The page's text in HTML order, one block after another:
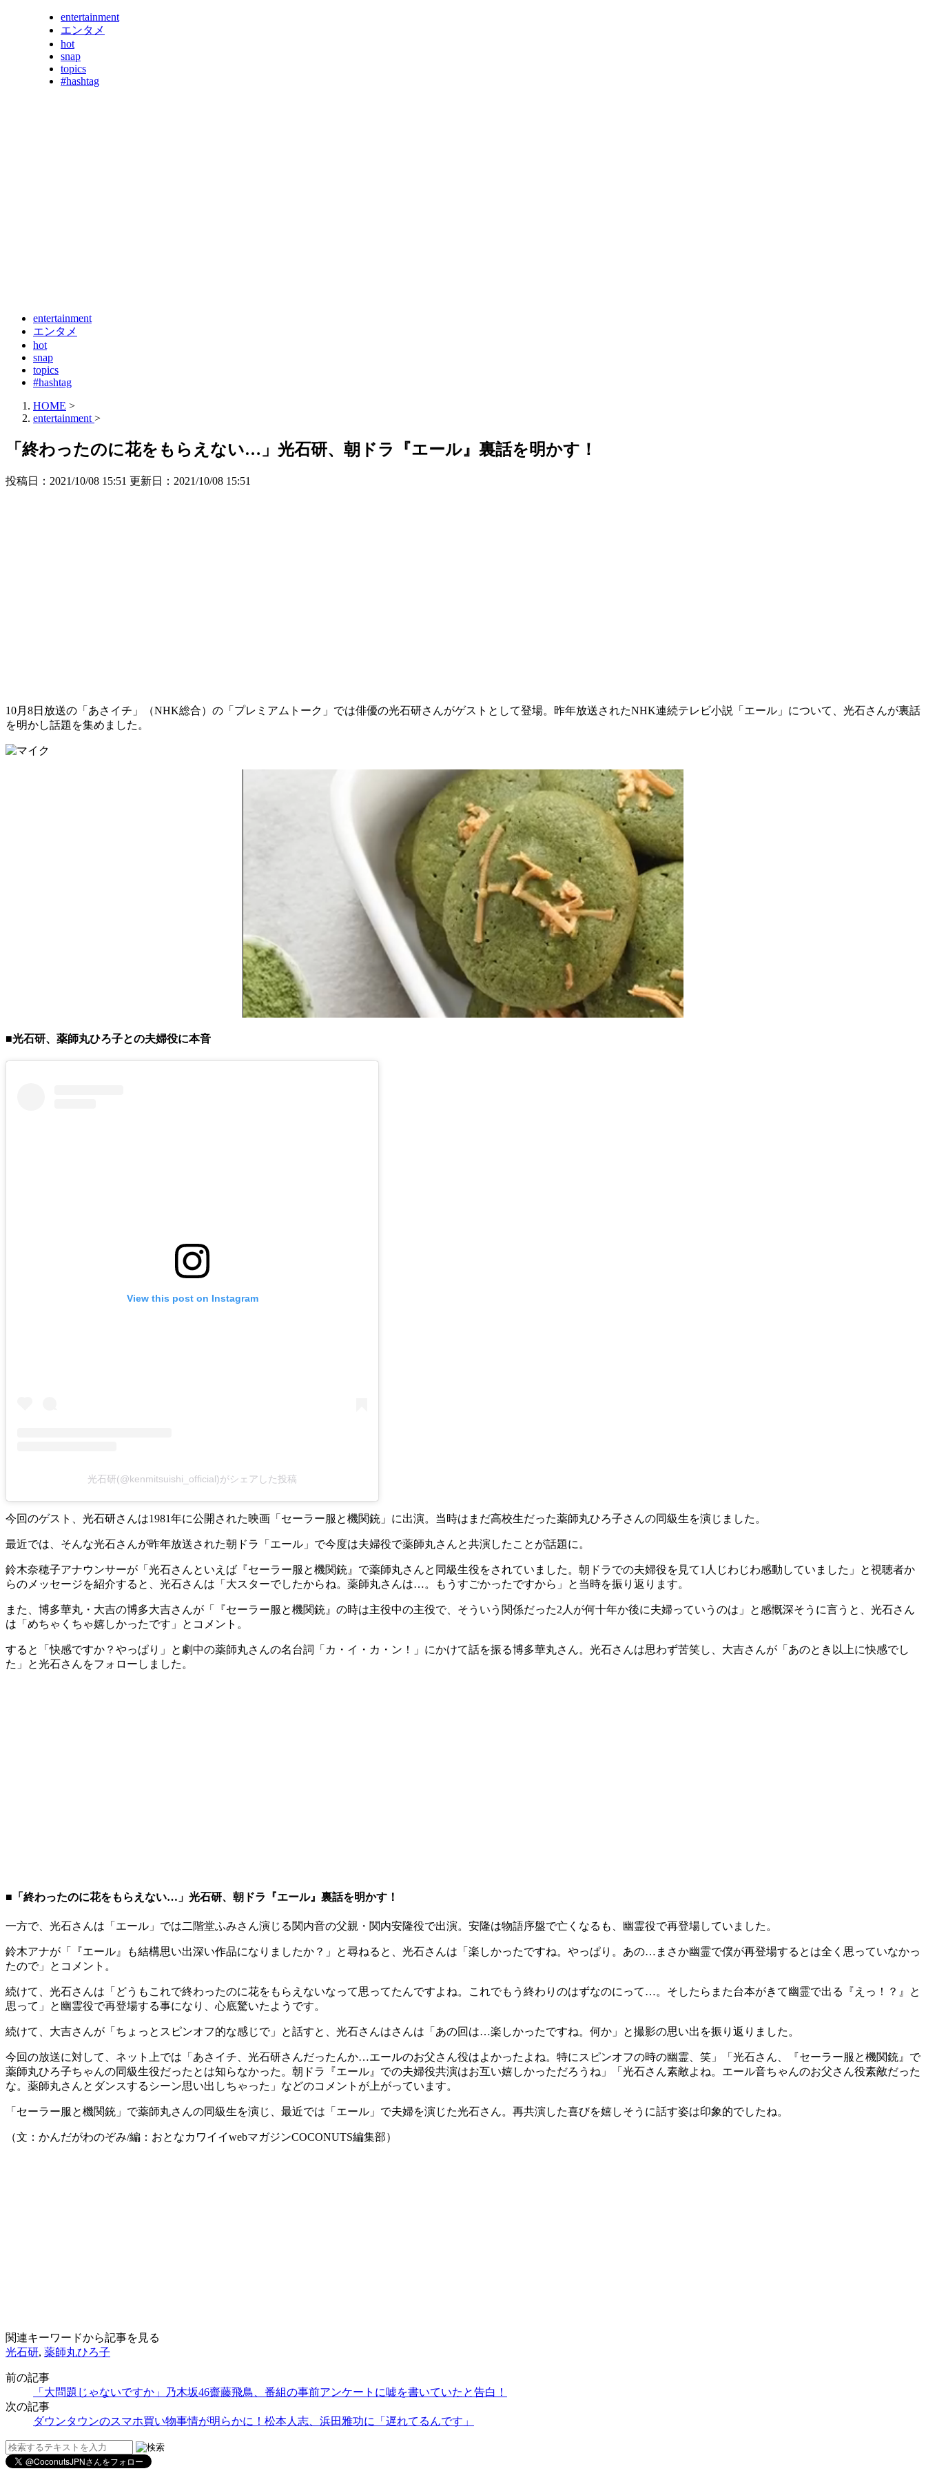
entertainment
エンタメ
hot
snap
topics
#hashtag
entertainment
エンタメ
hot
snap
topics
#hashtag
HOME >
entertainment >
「終わったのに花をもらえない…」光石研、朝ドラ『エール』裏話を明かす！
投稿日：2021/10/08 15:51 更新日： 2021/10/08 15:51
10月8日放送の「あさイチ」（NHK総合）の「プレミアムトーク」では俳優の光石研さんがゲストとして登場。昨年放送されたNHK連続テレビ小説「エール」について、光石さんが裏話
を明かし話題を集めました。
■光石研、薬師丸ひろ子との夫婦役に本音
View this post on Instagram
光石研(@kenmitsuishi_official)がシェアした投稿
今回のゲスト、光石研さんは1981年に公開された映画「セーラー服と機関銃」に出演。当時はまだ高校生だった薬師丸ひろ子さんの同級生を演じました。
最近では、そんな光石さんが昨年放送された朝ドラ「エール」で今度は夫婦役で薬師丸さんと共演したことが話題に。
鈴木奈穂子アナウンサーが「光石さんといえば『セーラー服と機関銃』で薬師丸さんと同級生役をされていました。朝ドラでの夫婦役を見て1人じわじわ感動していました」と視聴者か
らのメッセージを紹介すると、光石さんは「大スターでしたからね。薬師丸さんは…。もうすごかったですから」と当時を振り返ります。
また、博多華丸・大吉の博多大吉さんが「『セーラー服と機関銃』の時は主役中の主役で、そういう関係だった2人が何十年か後に夫婦っていうのは」と感慨深そうに言うと、光石さん
は「めちゃくちゃ嬉しかったです」とコメント。
すると「快感ですか？やっぱり」と劇中の薬師丸さんの名台詞「カ・イ・カ・ン！」にかけて話を振る博多華丸さん。光石さんは思わず苦笑し、大吉さんが「あのとき以上に快感でし
た」と光石さんをフォローしました。
■「終わったのに花をもらえない…」光石研、朝ドラ『エール』裏話を明かす！
一方で、光石さんは「エール」では二階堂ふみさん演じる関内音の父親・関内安隆役で出演。安隆は物語序盤で亡くなるも、幽霊役で再登場していました。
鈴木アナが「『エール』も結構思い出深い作品になりましたか？」と尋ねると、光石さんは「楽しかったですね。やっぱり。あの…まさか幽霊で僕が再登場するとは全く思っていなかっ
たので」とコメント。
続けて、光石さんは「どうもこれで終わったのに花をもらえないなって思ってたんですよね。これでもう終わりのはずなのにって…。そしたらまた台本がきて幽霊で出る『えっ！？』と
思って」と幽霊役で再登場する事になり、心底驚いたようです。
続けて、大吉さんが「ちょっとスピンオフ的な感じで」と話すと、光石さんはさんは「あの回は…楽しかったですね。何か」と撮影の思い出を振り返りました。
今回の放送に対して、ネット上では「あさイチ、光石研さんだったんか…エールのお父さん役はよかったよね。特にスピンオフの時の幽霊、笑」「光石さん、『セーラー服と機関銃』で
薬師丸ひろ子ちゃんの同級生役だったとは知らなかった。朝ドラ『エール』での夫婦役共演はお互い嬉しかっただろうね」「光石さん素敵よね。エール音ちゃんのお父さん役素敵だった
な。薬師丸さんとダンスするシーン思い出しちゃった」などのコメントが上がっています。
「セーラー服と機関銃」で薬師丸さんの同級生を演じ、最近では「エール」で夫婦を演じた光石さん。再共演した喜びを嬉しそうに話す姿は印象的でしたね。
（文：かんだがわのぞみ/編：おとなカワイイwebマガジンCOCONUTS編集部）
関連キーワードから記事を見る
光石研, 薬師丸ひろ子
前の記事
「大問題じゃないですか」乃木坂46齋藤飛鳥、番組の事前アンケートに嘘を書いていたと告白！
次の記事
ダウンタウンのスマホ買い物事情が明らかに！松本人志、浜田雅功に「遅れてるんです」